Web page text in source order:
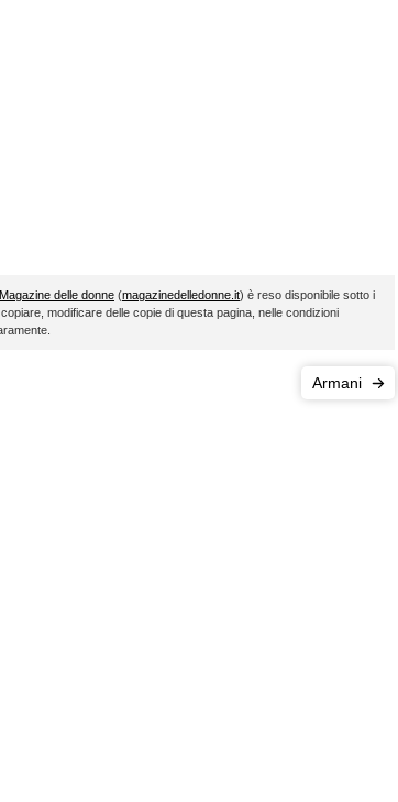
Magazine delle donne (magazinedelledonne.it) è reso disponibile sotto i
copiare, modificare delle copie di questa pagina, nelle condizioni
Armani